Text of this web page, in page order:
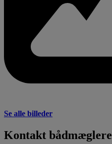
Se alle billeder
Kontakt bådmæglere